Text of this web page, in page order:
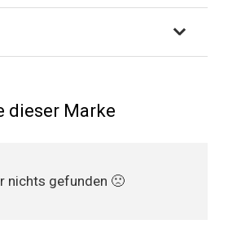
dieser Marke
nichts gefunden 🙁